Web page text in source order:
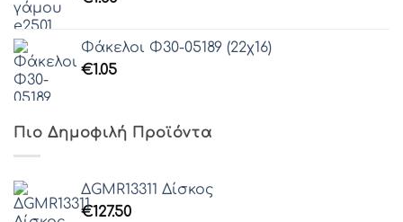
Φάκελοι Φ30-05189 (22χ16)
€1.05
Πιο Δημοφιλή Προϊόντα
ΔGMR13311 Δίσκος
€127.50